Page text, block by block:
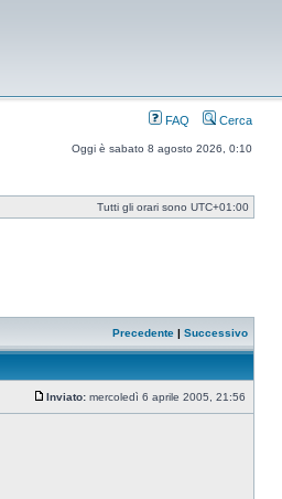
FAQ Cerca
Oggi è sabato 8 agosto 2026, 0:10
Tutti gli orari sono UTC+01:00
Precedente | Successivo
Inviato: mercoledì 6 aprile 2005, 21:56